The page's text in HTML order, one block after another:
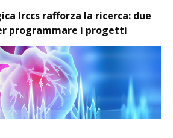
Irccs rafforza la ricerca: due
programmare i progetti